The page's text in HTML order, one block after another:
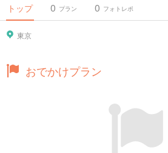
トップ プラン
0 フォトレポ
0
東京
おでかけプラン